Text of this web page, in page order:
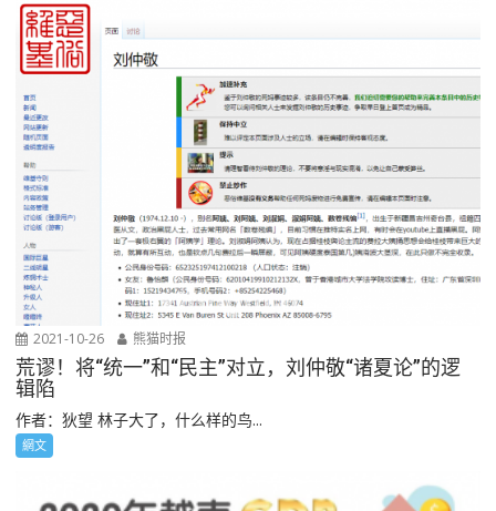
2021-10-26 熊猫时报
荒谬！将“统一”和“民主”对立，刘仲敬“诸夏论”的逻
辑陷
作者：狄望 林子大了，什么样的鸟...
網文